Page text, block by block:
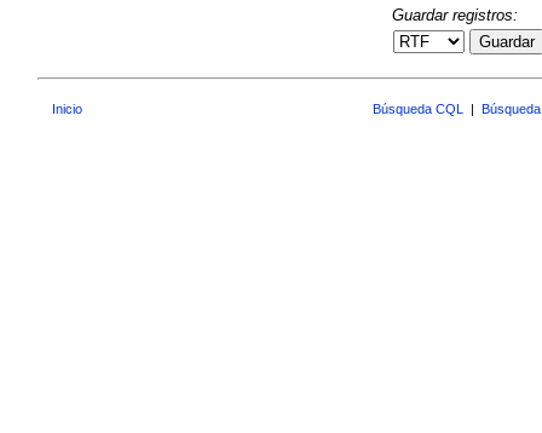
Guardar registros:
Guardar
Inicio Búsqueda CQL